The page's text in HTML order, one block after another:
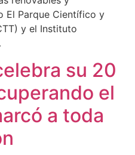
El Parque Científico y
y el Instituto
su 20
el
a toda